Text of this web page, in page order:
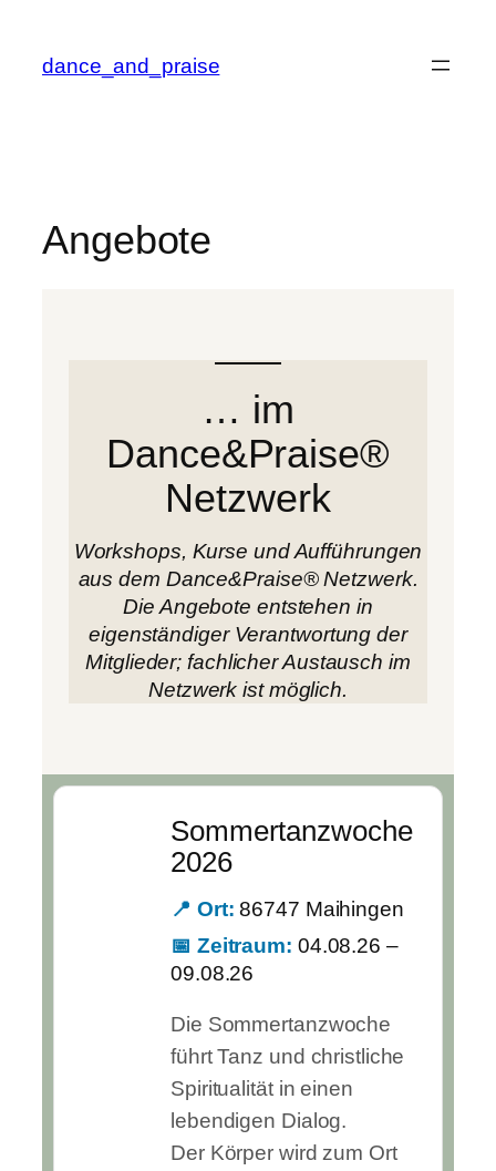
springen
dance_and_praise
Angebote
… im
Dance&Praise®
Netzwerk
Workshops, Kurse und Aufführungen
aus dem Dance&Praise® Netzwerk.
Die Angebote entstehen in
eigenständiger Verantwortung der
Mitglieder; fachlicher Austausch im
Netzwerk ist möglich.
Sommertanzwoche
2026
📍 Ort: 86747 Maihingen
📅 Zeitraum: 04.08.26 –
09.08.26
Die Sommertanzwoche
führt Tanz und christliche
Spiritualität in einen
lebendigen Dialog.
Der Körper wird zum Ort